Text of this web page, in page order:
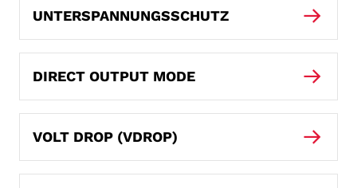
UNTERSPANNUNGSSCHUTZ
DIRECT OUTPUT MODE
VOLT DROP (VDROP)